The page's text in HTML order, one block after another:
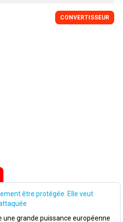
CONVERTISSEUR
être protégée. Elle veut
une grande puissance européenne